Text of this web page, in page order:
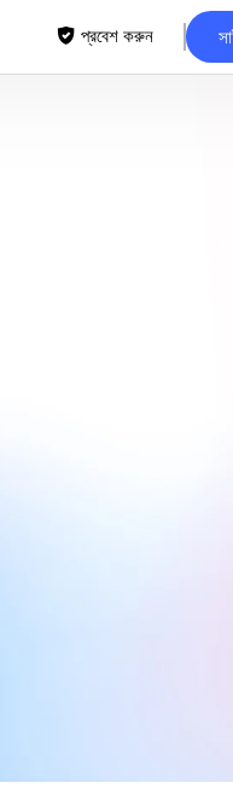
প্রবেশ করুন